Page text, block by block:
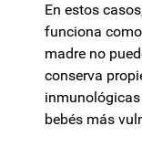
En estos
funciona
madre no
conserva
bebés más